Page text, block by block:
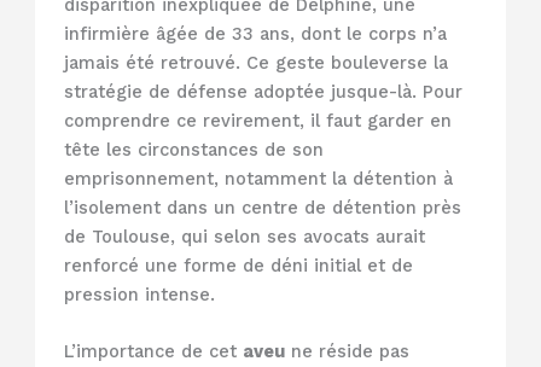
disparition inexpliquée de Delphine, une
infirmière âgée de 33 ans, dont le corps n’a
jamais été retrouvé. Ce geste bouleverse la
stratégie de défense adoptée jusque-là. Pour
comprendre ce revirement, il faut garder en
tête les circonstances de son
emprisonnement, notamment la détention à
l’isolement dans un centre de détention près
de Toulouse, qui selon ses avocats aurait
renforcé une forme de déni initial et de
pression intense.
L’importance de cet aveu ne réside pas